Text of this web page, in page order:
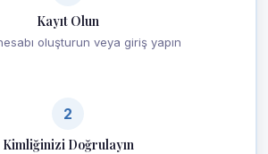
Kayıt Olun
oluşturun veya giriş yapın
2
Kimliğinizi Doğrulayın